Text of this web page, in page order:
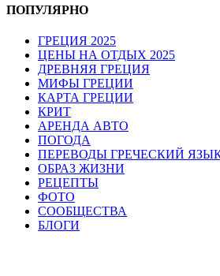
ПОПУЛЯРНО
ГРЕЦИЯ 2025
ЦЕНЫ НА ОТДЫХ 2025
ДРЕВНЯЯ ГРЕЦИЯ
МИФЫ ГРЕЦИИ
КАРТА ГРЕЦИИ
КРИТ
АРЕНДА АВТО
ПОГОДА
ПЕРЕВОДЫ ГРЕЧЕСКИЙ
ОБРАЗ ЖИЗНИ
РЕЦЕПТЫ
ФОТО
СООБЩЕСТВА
БЛОГИ